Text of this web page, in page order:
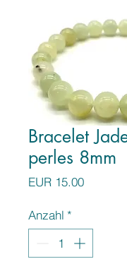
Bracelet
perles 8mm
EUR 15.00Preis
Anzahl *